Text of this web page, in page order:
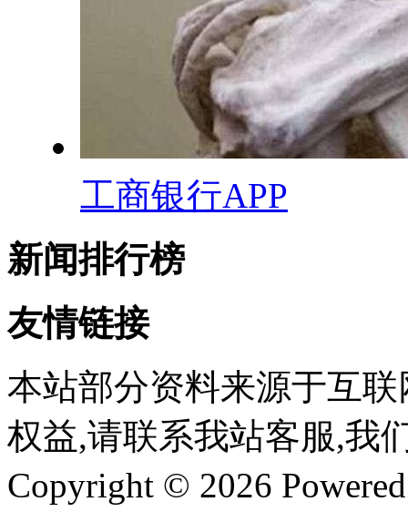
工商银行APP
新闻排行榜
友情链接
本站部分资料来源于互
权益,请联系我站客服,我
Copyright © 2026